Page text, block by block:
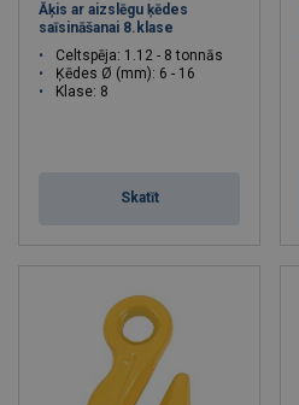
Āķis ar aizslēgu ķēdes
saīsināšanai 8.klase
Celtspēja: 1.12 - 8 tonnās
Ķēdes Ø (mm): 6 - 16
Klase: 8
Skatīt